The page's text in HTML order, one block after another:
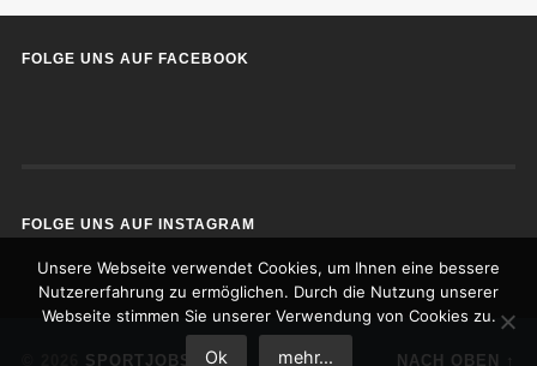
FOLGE UNS AUF FACEBOOK
FOLGE UNS AUF INSTAGRAM
SPORTJOBS NACH OBEN ↑
Unsere Webseite verwendet Cookies, um Ihnen eine bessere
Nutzererfahrung zu ermöglichen. Durch die Nutzung unserer
Webseite stimmen Sie unserer Verwendung von Cookies zu.
Ok mehr...